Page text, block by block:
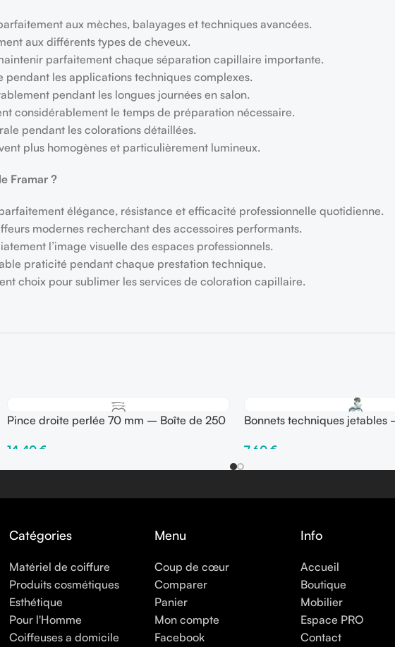
aux mèches, balayages et techniques avancées.
aux différents types de cheveux.
parfaitement chaque séparation capillaire importante.
les applications techniques complexes.
pendant les longues journées en salon.
considérablement le temps de préparation nécessaire.
pendant les colorations détaillées.
plus homogènes et particulièrement lumineux.
Framar ?
élégance, résistance et efficacité professionnelle quotidienne.
modernes recherchant des accessoires performants.
l’image visuelle des espaces professionnels.
praticité pendant chaque prestation technique.
choix pour sublimer les services de coloration capillaire.
Pince droite perlée 70 mm – Boîte de 250
14,40 €
Choix Des Options
Bonnets techniques jetables
7,60 €
Ajouter Au Panier
Catégories
Matériel de coiffure
Produits cosmétiques
Esthétique
Pour l'Homme
Coiffeuses a domicile
Menu
Coup de cœur
Comparer
Panier
Mon compte
Facebook
Info
Accueil
Boutique
Mobilier
Espace PRO
Contact